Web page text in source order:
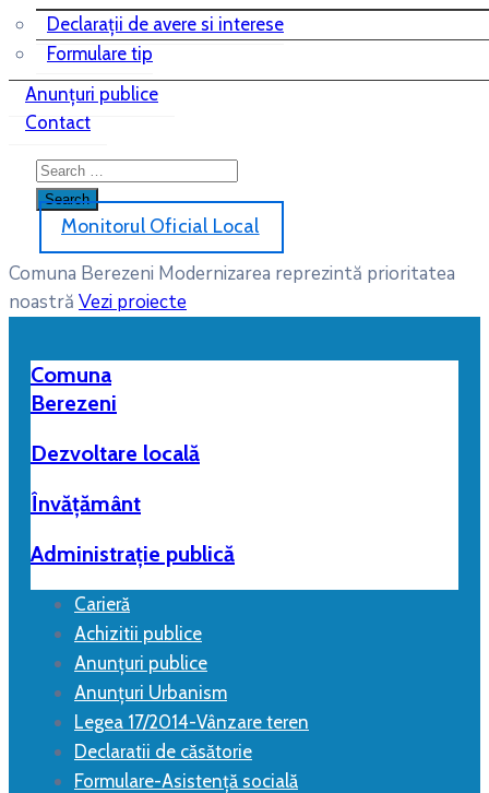
Declarații de avere si interese
Formulare tip
Anunțuri publice
Contact
Monitorul Oficial Local
Comuna Berezeni Modernizarea reprezintă prioritatea
noastră Vezi proiecte
Comuna
Berezeni
Dezvoltare locală
Învățământ
Administrație publică
Carieră
Achizitii publice
Anunțuri publice
Anunțuri Urbanism
Legea 17/2014-Vânzare teren
Declaratii de căsătorie
Formulare-Asistență socială